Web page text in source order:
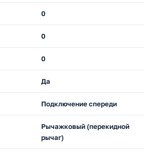
0
0
0
Да
Подключение спереди
Рычажковый (перекидной
рычаг)